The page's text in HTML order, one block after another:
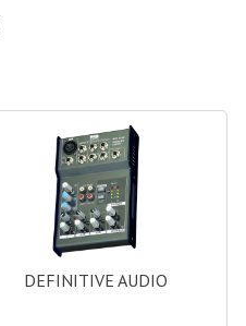
DEFINITIVE AUDIO